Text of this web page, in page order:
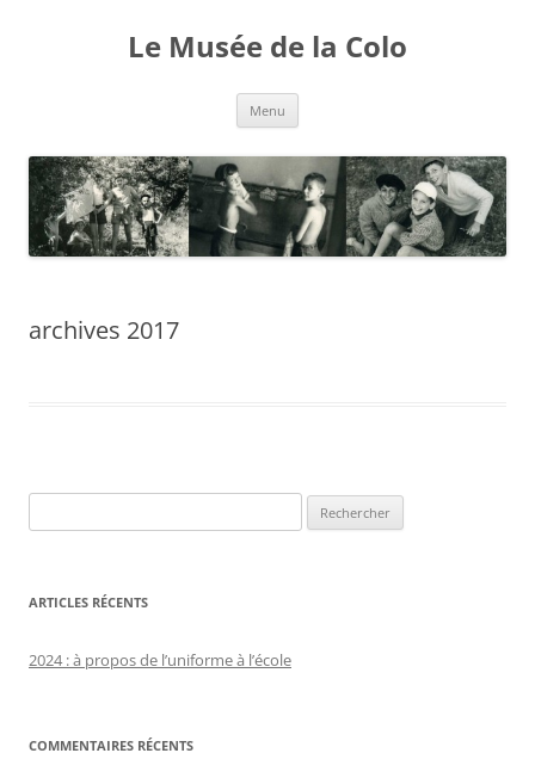
Le Musée de la Colo
Menu
archives 2017
ARTICLES RÉCENTS
2024 : à propos de l’uniforme à l’école
COMMENTAIRES RÉCENTS